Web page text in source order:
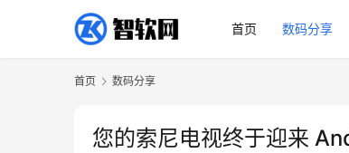
首页 数码分享
首页 数码分享
您的索尼电视终于迎来